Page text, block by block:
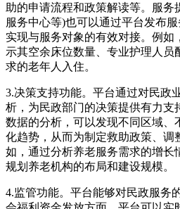
助的申请流程和政策解读等。服务
服务中心等)也可以通过平台发布
实现与服务对象的有效对接。例如
示其空余床位数量、专业护理人员
求的老年人入住。
3.决策支持功能。平台通过对民政
析，为民政部门的决策提供有力支
数据的分析，可以发现不同区域、
化趋势，从而为制定救助政策、调
如，通过分析养老服务需求的增长
规划养老机构的布局和建设规模。
4.监管功能。平台能够对民政服务